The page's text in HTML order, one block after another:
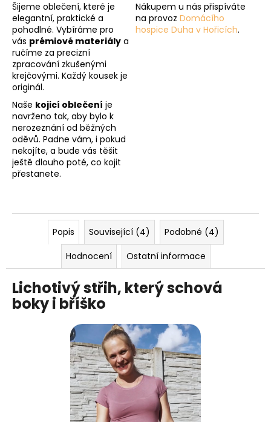
Šijeme oblečení, které je
elegantní, praktické a
pohodlné. Vybíráme pro
vás prémiové materiály a
ručíme za precizní
zpracování zkušenými
krejčovými. Každý kousek je
originál.
Naše kojicí oblečení je
navrženo tak, aby bylo k
nerozeznání od běžných
oděvů. Padne vám, i pokud
nekojíte, a bude vás těšit
ještě dlouho poté, co kojit
přestanete.
Nákupem u nás přispíváte
na provoz Domácího
hospice Duha v Hořicích.
Popis Související (4)
Podobné (4)
Hodnocení
Ostatní informace
Lichotivý střih, který schová
boky i bříško